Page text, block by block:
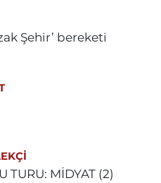
Şehir’ bereketi
TURU: MİDYAT (2)